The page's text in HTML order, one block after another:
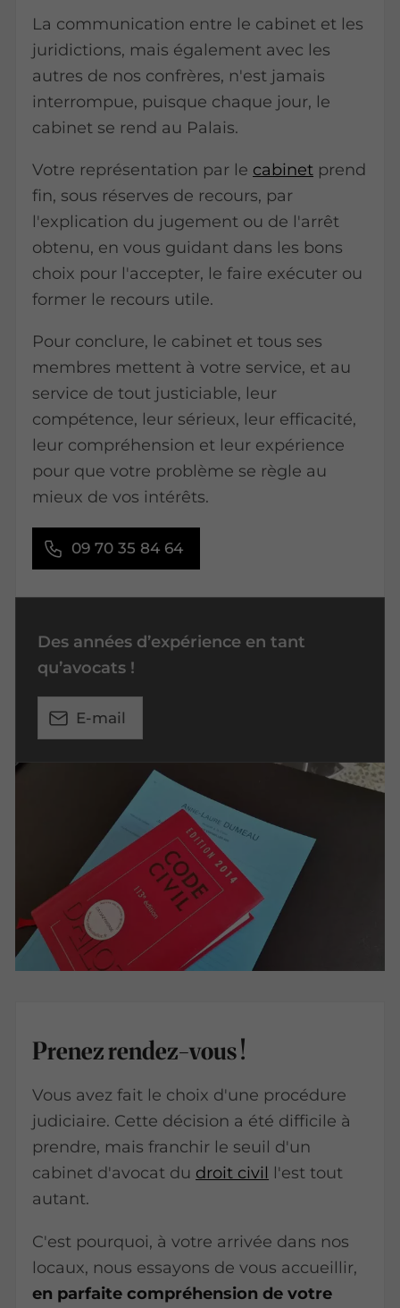
La communication entre le cabinet et les
juridictions, mais également avec les
autres de nos confrères, n'est jamais
interrompue, puisque chaque jour, le
cabinet se rend au Palais.
Votre représentation par le cabinet prend
fin, sous réserves de recours, par
l'explication du jugement ou de l'arrêt
obtenu, en vous guidant dans les bons
choix pour l'accepter, le faire exécuter ou
former le recours utile.
Pour conclure, le cabinet et tous ses
membres mettent à votre service, et au
service de tout justiciable, leur
compétence, leur sérieux, leur efficacité,
leur compréhension et leur expérience
pour que votre problème se règle au
mieux de vos intérêts.
09 70 35 84 64
Des années d’expérience en tant
qu’avocats !
E-mail
Prenez rendez-vous !
Vous avez fait le choix d'une procédure
judiciaire. Cette décision a été difficile à
prendre, mais franchir le seuil d'un
cabinet d'avocat du droit civil l'est tout
autant.
C'est pourquoi, à votre arrivée dans nos
locaux, nous essayons de vous accueillir,
en parfaite compréhension de votre